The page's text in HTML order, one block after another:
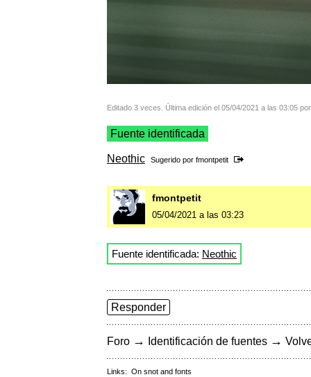
Editado 3 veces. Última edición el 05/04/2021 a las 03:05
Fuente identificada
Neothic Sugerido por fmontpetit
fmontpetit
05/04/2021 a las 03:23
Fuente identificada: Neothic
Responder
Foro → Identificación de fuentes →
Links: On snot and fonts